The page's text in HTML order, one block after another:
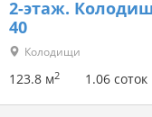
2-этаж.
40
Колодищи
123.8 м2 1.06 соток